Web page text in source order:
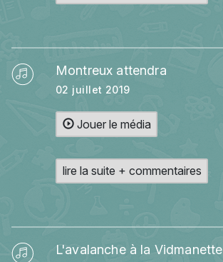
Montreux attendra
02 juillet 2019
Jouer le média
lire la suite + commentaires
L'avalanche à la Vidmanette